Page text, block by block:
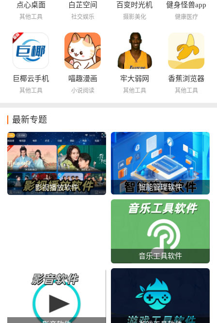
点心桌面
其他工具
白芷空间
社交娱乐
百变时光机
摄影美化
健身怪兽app
健康医疗
巨椰云手机
其他工具
喵趣漫画
小说阅读
牢大弱网
其他工具
香蕉浏览器
其他工具
最新专题
影视播放软件 智能管理软件
音乐工具软件